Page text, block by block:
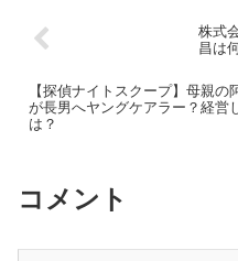
株式
昌は
【探偵ナイトスクープ】母親の
が長男へヤングケアラー？経営
は？
コメント